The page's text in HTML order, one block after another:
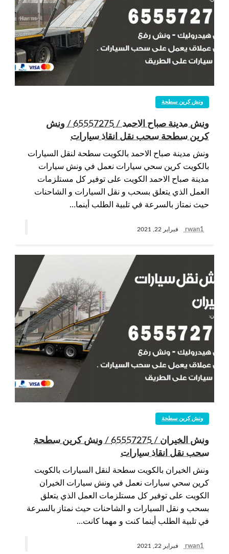
ونش كرين سطحة
ونش مدينة صباح الاحمد / 65557275 / ونش
كرين سطحة سحب نقل انقاذ سيارات
ونش مدينة صباح الاحمد بالكويت سطحة لنقل السيارات
بالكويت كرين سحي سيارات نعمل في ونش سيارات
مدينة صباح الاحمد الكويت على توفير كل مستلزمات
العمل الذي يتعلق بسحب و نقل السيارات و الشاحنات
حيث نمتاز بالسرعة في تلبية الطلب أينما…
rwan1 فبراير 22, 2021
ونش كرين سطحة
ونش الخيران / 65557275 / ونش كرين سطحة
سحب نقل انقاذ سيارات
ونش الخيران بالكويت سطحة لنقل السيارات بالكويت
كرين سحي سيارات نعمل في ونش سيارات الخيران
الكويت على توفير كل مستلزمات العمل الذي يتعلق
بسحب و نقل السيارات و الشاحنات حيث نمتاز بالسرعة
في تلبية الطلب أينما كنت و مهما كانت…
rwan1 فبراير 22, 2021